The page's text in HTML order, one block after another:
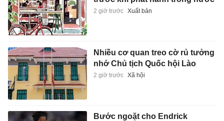
2 giờ trước Xuất bản
Nhiều cơ quan treo cờ rủ tưởng
nhớ Chủ tịch Quốc hội Lào
2 giờ trước Xã hội
Bước ngoặt cho Endrick